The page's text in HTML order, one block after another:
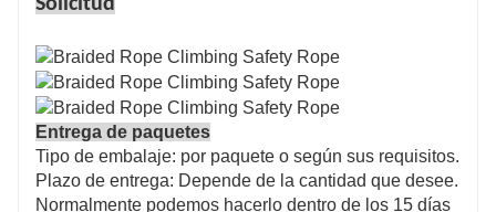
Entrega de paquetes
Tipo de embalaje: por paquete o ​​según sus requisitos.
Plazo de entrega: Depende de la cantidad que desee.
Normalmente podemos hacerlo dentro de los 15 días